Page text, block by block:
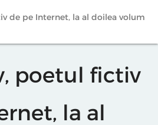
de pe Internet, la al doilea volum
poetul fictiv
la al